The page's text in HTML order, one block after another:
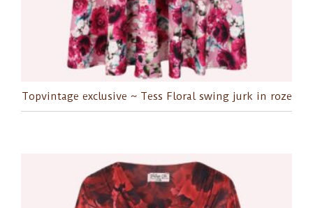
Topvintage exclusive ~ Tess Floral swing jurk in roze